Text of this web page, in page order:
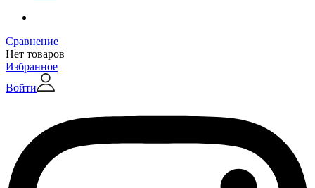
Сравнение
Нет товаров
Избранное
Войти